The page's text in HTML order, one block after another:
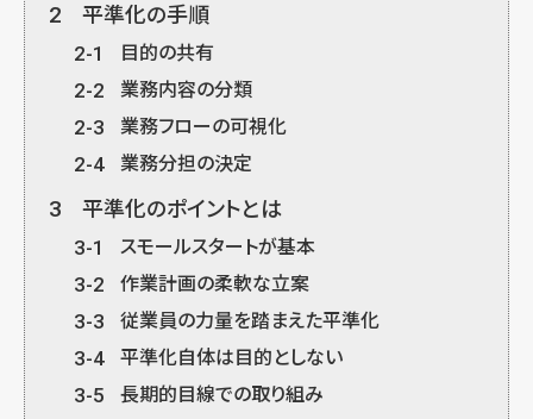
2 平準化の手順
2-1 目的の共有
2-2 業務内容の分類
2-3 業務フローの可視化
2-4 業務分担の決定
3 平準化のポイントとは
3-1 スモールスタートが基本
3-2 作業計画の柔軟な立案
3-3 従業員の力量を踏まえた平準化
3-4 平準化自体は目的としない
3-5 長期的目線での取り組み